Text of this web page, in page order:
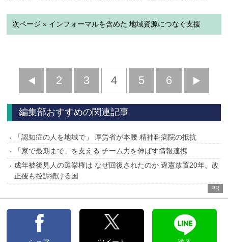
次ページ » インフォーマルを含めた 地域資源につなぐ支援
前
へ
2 3 4 5 6
へ
編集部おすすめの関連記事
「認知症の人を地域で」 厚労省が本腰 精神科病院の抵抗
「家で最期まで」を支える チーム力を伸ばす情報連携
成年被後見人の選挙権は なぜ回復されたのか 違憲放置20年、改
正後も控訴続ける国
PR